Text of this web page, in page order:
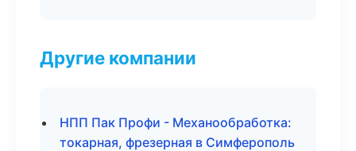
Другие компании
НПП Пак Профи - Механообработка:
токарная, фрезерная в Симферополь